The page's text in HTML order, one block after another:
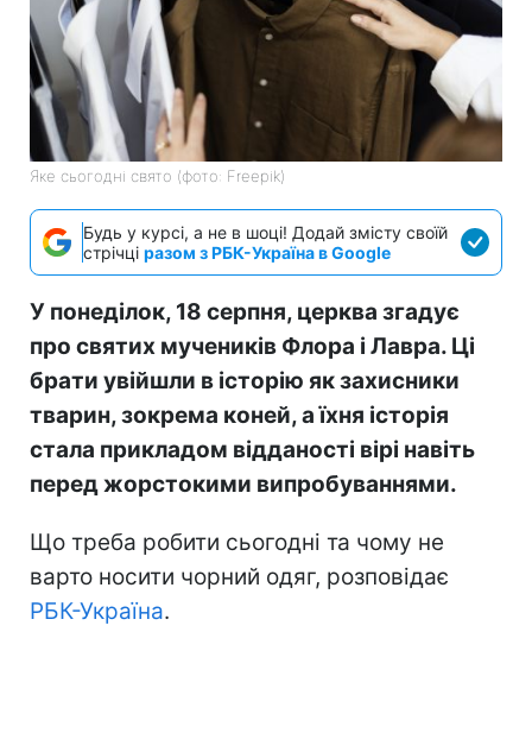
Яке сьогодні свято (фото: Freepik)
Будь у курсі, а не в шоці! Додай змісту своїй
стрічці разом з РБК-Україна в Google
У понеділок, 18 серпня, церква згадує
про святих мучеників Флора і Лавра. Ці
брати увійшли в історію як захисники
тварин, зокрема коней, а їхня історія
стала прикладом відданості вірі навіть
перед жорстокими випробуваннями.
Що треба робити сьогодні та чому не
варто носити чорний одяг, розповідає
РБК-Україна.